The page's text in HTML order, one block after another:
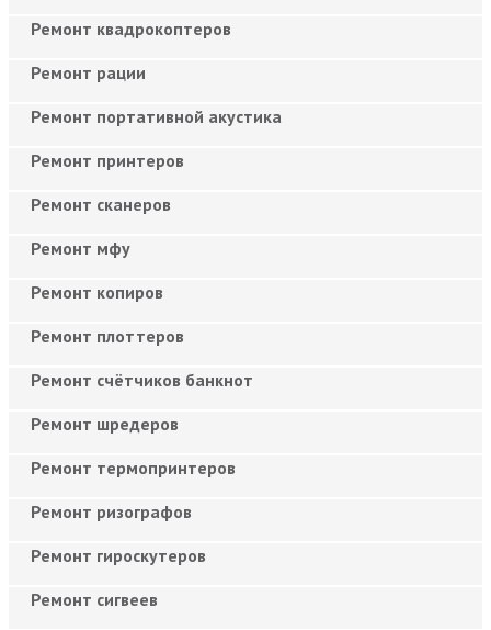
Ремонт квадрокоптеров
Ремонт рации
Ремонт портативной акустика
Ремонт принтеров
Ремонт сканеров
Ремонт мфу
Ремонт копиров
Ремонт плоттеров
Ремонт счётчиков банкнот
Ремонт шредеров
Ремонт термопринтеров
Ремонт ризографов
Ремонт гироскутеров
Ремонт сигвеев